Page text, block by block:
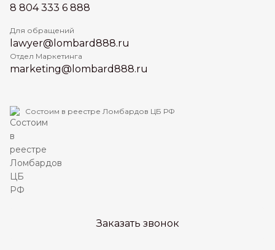
8 804 333 6 888
Для обращений
lawyer@lombard888.ru
Отдел Маркетинга
marketing@lombard888.ru
Состоим в реестре Ломбардов ЦБ РФ
Заказать звонок